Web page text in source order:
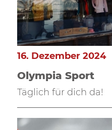
Olympia Sport
16. Dezember 2024
Täglich für dich da!